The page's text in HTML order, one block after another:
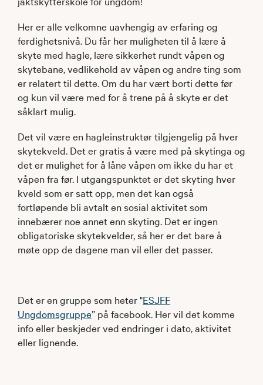
Her er alle velkomne uavhengig av erfaring og
ferdighetsnivå. Du får her muligheten til å lære å
skyte med hagle, lære sikkerhet rundt våpen og
skytebane, vedlikehold av våpen og andre ting som
er relatert til dette. Om du har vært borti dette før
og kun vil være med for å trene på å skyte er det
såklart mulig.
Det vil være en hagleinstruktør tilgjengelig på hver
skytekveld. Det er gratis å være med på skytinga og
det er mulighet for å låne våpen om ikke du har et
våpen fra før. I utgangspunktet er det skyting hver
kveld som er satt opp, men det kan også
fortløpende bli avtalt en sosial aktivitet som
innebærer noe annet enn skyting. Det er ingen
obligatoriske skytekvelder, så her er det bare å
møte opp de dagene man vil eller det passer.
Det er en gruppe som heter "ESJFF
Ungdomsgruppe” på facebook. Her vil det komme
info eller beskjeder ved endringer i dato, aktivitet
eller lignende.